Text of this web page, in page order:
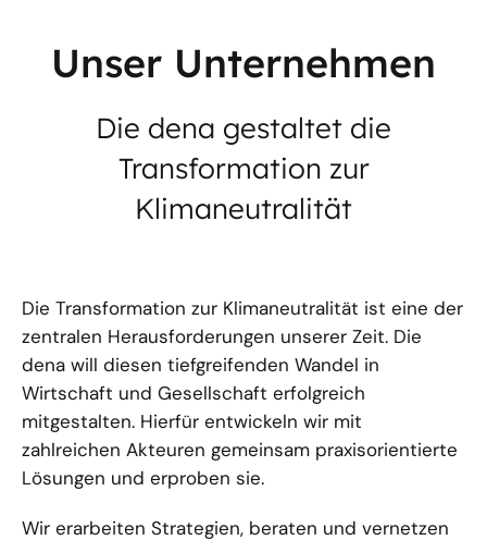
Unser Unternehmen
Die dena gestaltet die
Transformation zur
Klimaneutralität
Die Transformation zur Klimaneutralität ist eine der
zentralen Herausforderungen unserer Zeit. Die
dena will diesen tiefgreifenden Wandel in
Wirtschaft und Gesellschaft erfolgreich
mitgestalten. Hierfür entwickeln wir mit
zahlreichen Akteuren gemeinsam praxisorientierte
Lösungen und erproben sie.
Wir erarbeiten Strategien, beraten und vernetzen